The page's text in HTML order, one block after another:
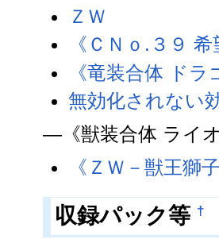
ＺＷ
《ＣＮｏ.３９
《竜装合体 ド
無効化されない
―《獣装合体 ライ
《ＺＷ－獣王獅
収録パック等 †